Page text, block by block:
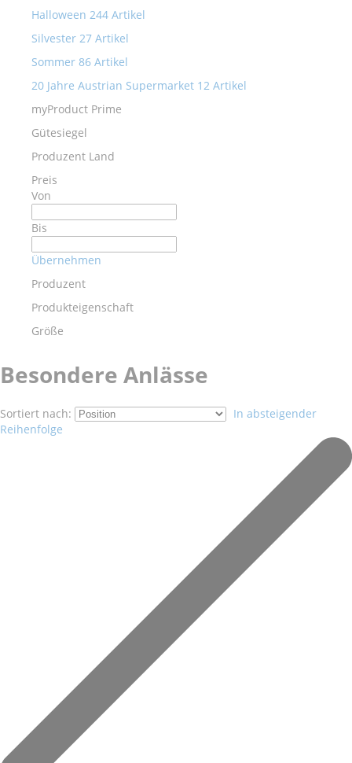
Halloween 244 Artikel
Silvester 27 Artikel
Sommer 86 Artikel
20 Jahre Austrian Supermarket 12 Artikel
myProduct Prime
Gütesiegel
Produzent Land
Preis
Von
Bis
Übernehmen
Produzent
Produkteigenschaft
Größe
Besondere Anlässe
Sortiert nach:
In absteigender
Reihenfolge